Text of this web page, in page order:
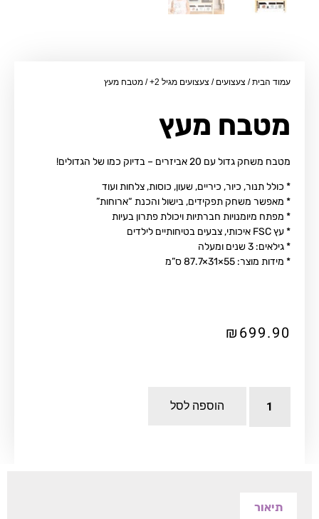
עמוד הבית/ צעצועים / צעצועים מגיל 2+ / מטבח מעץ
מטבח מעץ
מטבח משחק גדול עם 20 אביזרים – בדיוק כמו של הגדולים!
* כולל תנור, כיור, כיריים, שעון, כוסות, צלחות ועוד
* מאפשר משחק תפקידים, בישול והכנת “ארוחות”
* מפתח מיומנויות חברתיות ויכולת פתרון בעיות
* עץ FSC איכותי, צבעים בטיחותיים לילדים
* גילאים: 3 שנים ומעלה
* מידות מוצר: 55×31×87.7 ס”מ
₪699.90
הוספה לסל
תיאור